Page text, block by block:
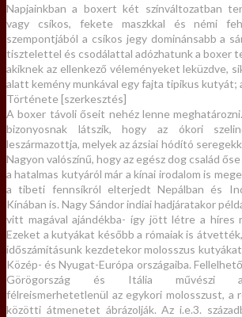
Napjainkban a boxert két színváltozatban
vagy csíkos, fekete maszkkal és némi
szempontjából a csíkos jegy dominánsabb a
tisztelettel és csodálattal adózhatunk a boxer
akiknek az ellenkező véleményeket leküzdve,
alatt kemény munkával egy fajta tipikus kutyát;
Története [szerkesztés]
A boxer távoli őseit nehéz lenne
bizonyosnak látszik, hogy az ókori
leszármazottja, melyek az ázsiai hódító
Nagyon valószínű, hogy az egész dog család
a hatalmas kutyáról már a kínai irodalom is
a tibeti fennsíkról elterjedt Nepálban és
Kínában is. Nagy Sándor indiai hadjáratakor
vitt magával ajándékba- így jött létre a híres
Ezeket a kutyákat később a rómaiak is
időszámításunk kezdetekor molosszus
Közép- és Nyugat-Európa országaiba.
Görögország és Itália művészi
félreismerhetetlenül az egykori molosszust, a
közötti átmenetet ábrázolják. Az i.e.3.